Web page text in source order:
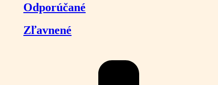
Odporúčané
Zľavnené